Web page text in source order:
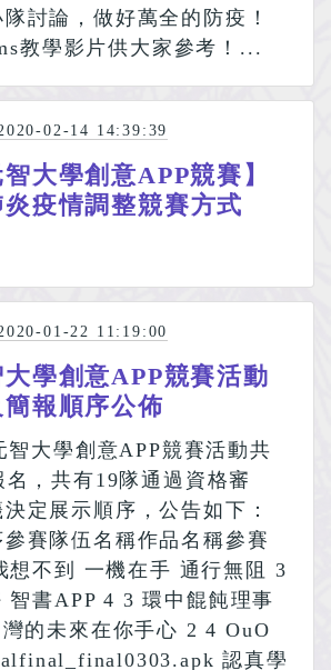
討論，做好萬全的防疫！
教學影片供大家參考！...
02-14 14:39:39
智大學創意APP競賽】
炎疫情調整競賽方式
01-22 11:19:00
學創意APP競賽活動
報順序公佈
智大學創意APP競賽活動共
，共有19隊通過資格審
定展示順序，公告如下：
賽隊伍名稱作品名稱參賽
4 3 環中餛飩理事
未來在你手心 2 4 OuO